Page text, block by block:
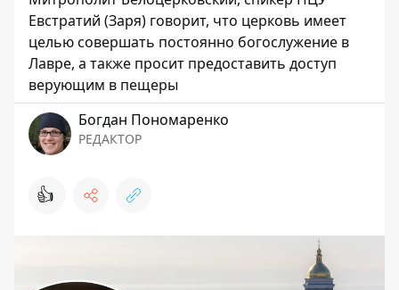
Евстратий (Заря) говорит, что церковь имеет
целью совершать постоянно богослужение в
Лавре, а также просит предоставить доступ
верующим в пещеры
Богдан Пономаренко
РЕДАКТОР
👍